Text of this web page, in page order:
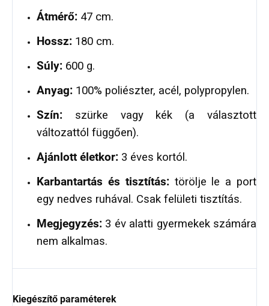
Átmérő: 47 cm.
Hossz: 180 cm.
Súly: 600 g.
Anyag: 100% poliészter, acél, polypropylen.
Szín: szürke vagy kék (a választott
változattól függően).
Ajánlott életkor: 3 éves kortól.
Karbantartás és tisztítás:törölje le a port
egy nedves ruhával. Csak felületi tisztítás.
Megjegyzés: 3 év alatti gyermekek számára
nem alkalmas.
Kiegészítő paraméterek